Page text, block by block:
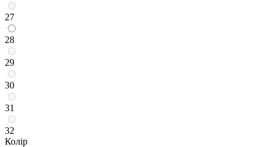
27
28
29
30
31
32
Колір